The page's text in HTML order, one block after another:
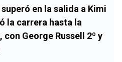
en la salida a Kimi
la carrera hasta la
George Russell 2º y